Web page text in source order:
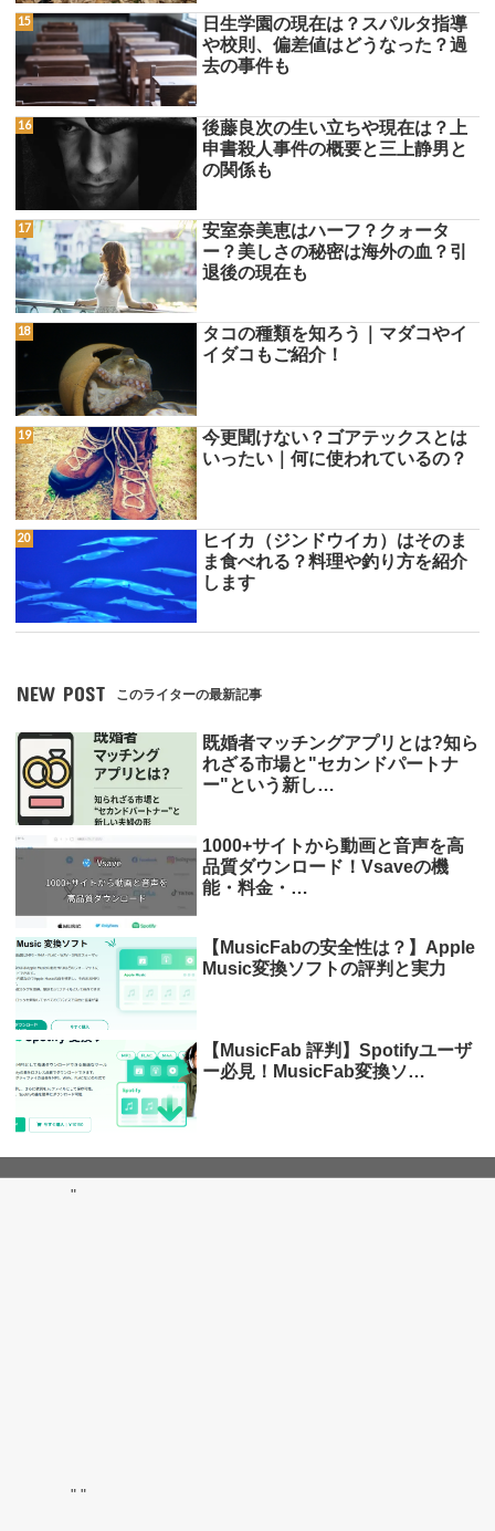
日生学園の現在は？スパルタ指導
や校則、偏差値はどうなった？過
去の事件も
後藤良次の生い立ちや現在は？上
申書殺人事件の概要と三上静男と
の関係も
安室奈美恵はハーフ？クォータ
ー？美しさの秘密は海外の血？引
退後の現在も
タコの種類を知ろう｜マダコやイ
イダコもご紹介！
今更聞けない？ゴアテックスとは
いったい｜何に使われているの？
ヒイカ（ジンドウイカ）はそのま
ま食べれる？料理や釣り方を紹介
します
NEW POST このライターの最新記事
既婚者マッチングアプリとは?知ら
れざる市場と"セカンドパートナ
ー"という新し…
1000+サイトから動画と音声を高
品質ダウンロード！Vsaveの機
能・料金・…
【MusicFabの安全性は？】Apple
Music変換ソフトの評判と実力
【MusicFab 評判】Spotifyユーザ
ー必見！MusicFab変換ソ…
"
" "